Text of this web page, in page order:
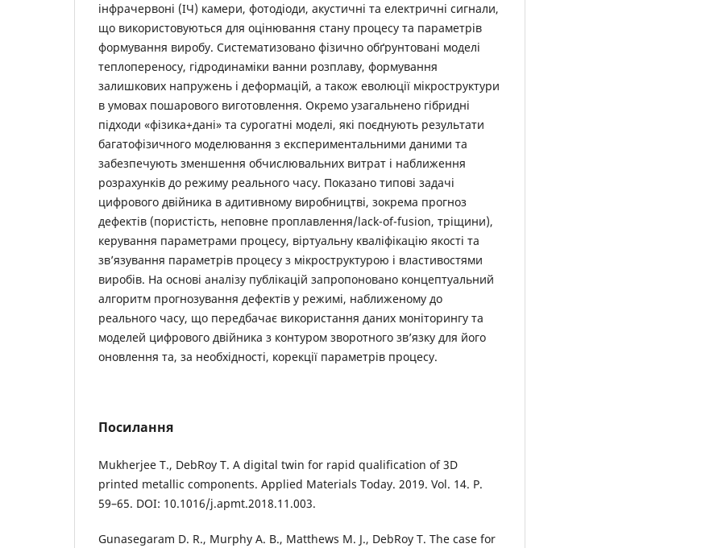
інфрачервоні (ІЧ) камери, фотодіоди, акустичні та електричні сигнали,
що використовуються для оцінювання стану процесу та параметрів
формування виробу. Систематизовано фізично обґрунтовані моделі
теплопереносу, гідродинаміки ванни розплаву, формування
залишкових напружень і деформацій, а також еволюції мікроструктури
в умовах пошарового виготовлення. Окремо узагальнено гібридні
підходи «фізика+дані» та сурогатні моделі, які поєднують результати
багатофізичного моделювання з експериментальними даними та
забезпечують зменшення обчислювальних витрат і наближення
розрахунків до режиму реального часу. Показано типові задачі
цифрового двійника в адитивному виробництві, зокрема прогноз
дефектів (пористість, неповне проплавлення/lack-of-fusion, тріщини),
керування параметрами процесу, віртуальну кваліфікацію якості та
зв’язування параметрів процесу з мікроструктурою і властивостями
виробів. На основі аналізу публікацій запропоновано концептуальний
алгоритм прогнозування дефектів у режимі, наближеному до
реального часу, що передбачає використання даних моніторингу та
моделей цифрового двійника з контуром зворотного зв’язку для його
оновлення та, за необхідності, корекції параметрів процесу.
Посилання
Mukherjee T., DebRoy T. A digital twin for rapid qualification of 3D
printed metallic components. Applied Materials Today. 2019. Vol. 14. P.
59–65. DOI: 10.1016/j.apmt.2018.11.003.
Gunasegaram D. R., Murphy A. B., Matthews M. J., DebRoy T. The case for